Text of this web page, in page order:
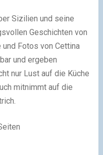
Sizilien und seine
Geschichten von
Fotos von Cettina
und ergeben
nur Lust auf die Küche
mitnimmt auf die